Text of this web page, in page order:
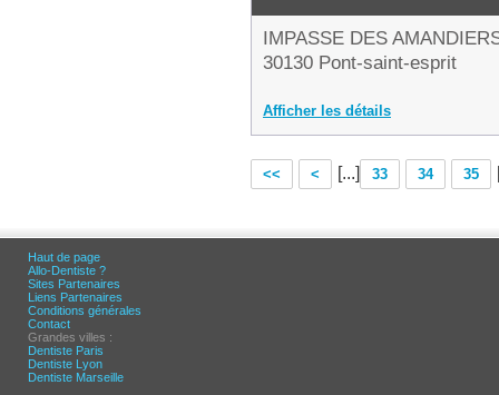
IMPASSE DES
30130 Pont-saint-esprit
Afficher les détails
<< < [...] 33 34 35
Haut de page
Allo-Dentiste ?
Sites Partenaires
Liens Partenaires
Conditions générales
Contact
Grandes villes :
Dentiste Paris
Dentiste Lyon
Dentiste Marseille